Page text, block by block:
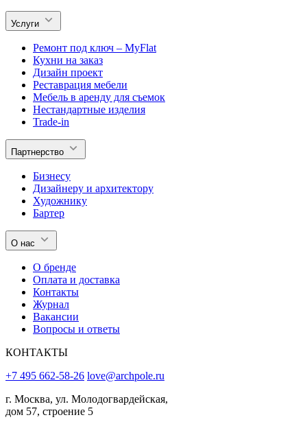
Услуги
Ремонт под ключ – MyFlat
Кухни на заказ
Дизайн проект
Реставрация мебели
Мебель в аренду для съемок
Нестандартные изделия
Trade-in
Партнерство
Бизнесу
Дизайнеру и архитектору
Художнику
Бартер
О нас
О бренде
Оплата и доставка
Контакты
Журнал
Вакансии
Вопросы и ответы
КОНТАКТЫ
+7 495 662-58-26 love@archpole.ru
г. Москва, ул. Молодогвардейская,
дом 57, строение 5